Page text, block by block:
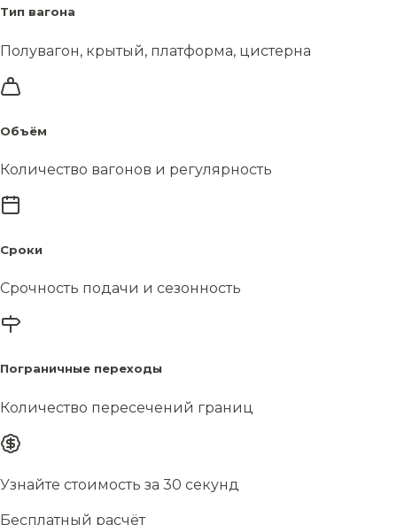
Тип вагона
Полувагон, крытый, платформа, цистерна
Объём
Количество вагонов и регулярность
Сроки
Срочность подачи и сезонность
Пограничные переходы
Количество пересечений границ
Узнайте стоимость за 30 секунд
Бесплатный расчёт